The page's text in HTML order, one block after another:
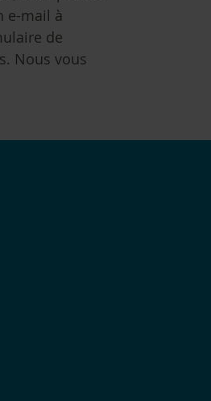
e-mail à
de
Nous vous